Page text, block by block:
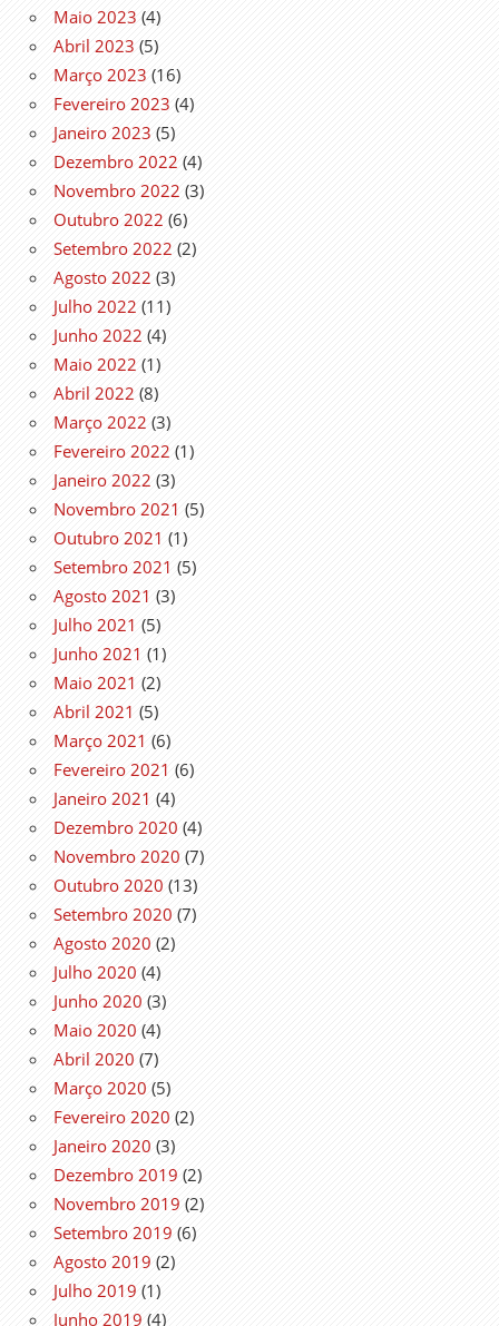
Maio 2023 (4)
Abril 2023 (5)
Março 2023 (16)
Fevereiro 2023 (4)
Janeiro 2023 (5)
Dezembro 2022 (4)
Novembro 2022 (3)
Outubro 2022 (6)
Setembro 2022 (2)
Agosto 2022 (3)
Julho 2022 (11)
Junho 2022 (4)
Maio 2022 (1)
Abril 2022 (8)
Março 2022 (3)
Fevereiro 2022 (1)
Janeiro 2022 (3)
Novembro 2021 (5)
Outubro 2021 (1)
Setembro 2021 (5)
Agosto 2021 (3)
Julho 2021 (5)
Junho 2021 (1)
Maio 2021 (2)
Abril 2021 (5)
Março 2021 (6)
Fevereiro 2021 (6)
Janeiro 2021 (4)
Dezembro 2020 (4)
Novembro 2020 (7)
Outubro 2020 (13)
Setembro 2020 (7)
Agosto 2020 (2)
Julho 2020 (4)
Junho 2020 (3)
Maio 2020 (4)
Abril 2020 (7)
Março 2020 (5)
Fevereiro 2020 (2)
Janeiro 2020 (3)
Dezembro 2019 (2)
Novembro 2019 (2)
Setembro 2019 (6)
Agosto 2019 (2)
Julho 2019 (1)
Junho 2019 (4)